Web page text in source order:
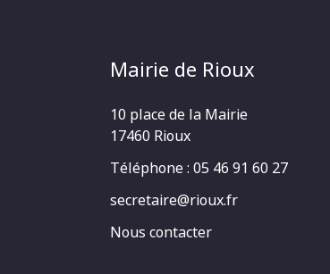
Mairie de Rioux
10 place de la Mairie
17460 Rioux
Téléphone : 05 46 91 60 27
secretaire@rioux.fr
Nous contacter